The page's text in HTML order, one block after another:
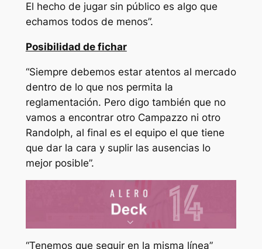
El hecho de jugar sin público es algo que
echamos todos de menos”.
Posibilidad de fichar
“Siempre debemos estar atentos al mercado
dentro de lo que nos permita la
reglamentación. Pero digo también que no
vamos a encontrar otro Campazzo ni otro
Randolph, al final es el equipo el que tiene
que dar la cara y suplir las ausencias lo
mejor posible”.
“Tenemos que seguir en la misma línea”